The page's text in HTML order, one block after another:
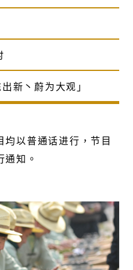
新丶蔚为大观」
以普通话进行，节目
知。